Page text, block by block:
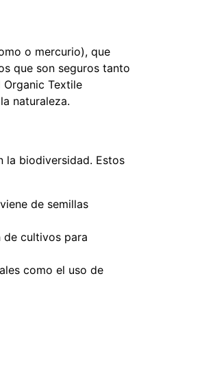
o mercurio), que
que son seguros tanto
Textile
naturaleza.
la biodiversidad. Estos
de semillas
cultivos para
como el uso de